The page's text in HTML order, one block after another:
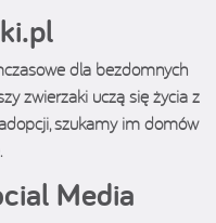
dla bezdomnych
zwierzaki uczą się życia z
szukamy im domów
Media